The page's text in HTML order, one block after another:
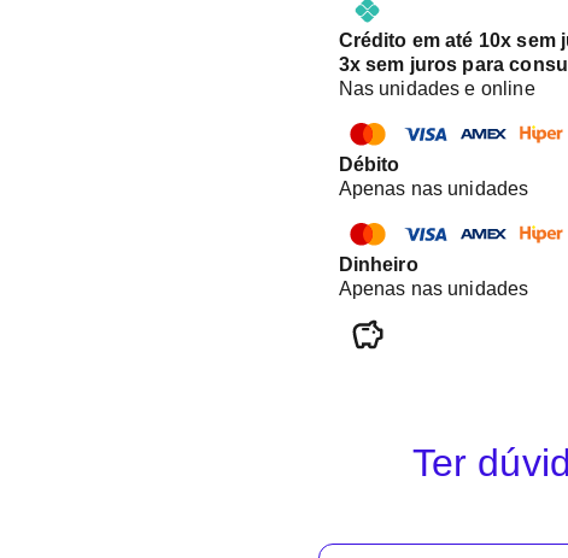
Crédito em até 10x sem
3x sem juros para
Nas unidades e online
Débito
Apenas nas unidades
Dinheiro
Apenas nas unidades
Ter